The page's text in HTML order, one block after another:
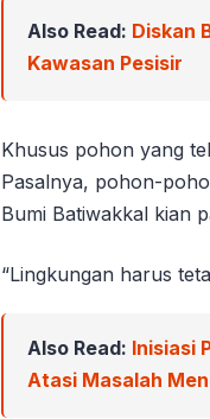
Also Read: Diskan
Kawasan Pesisir
Khusus pohon yang
Pasalnya, pohon-
Bumi Batiwakkal kian
“Lingkungan harus
Also Read: Inisiasi
Atasi Masalah